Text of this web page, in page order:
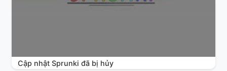
Cập nhật Sprunki đã bị hủy